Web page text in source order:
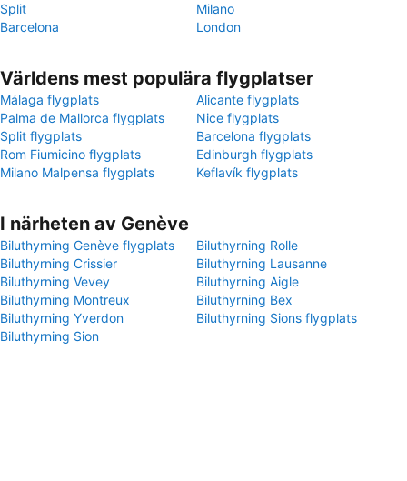
Split
Milano
Barcelona
London
Världens mest populära flygplatser
Málaga flygplats
Alicante flygplats
Palma de Mallorca flygplats
Nice flygplats
Split flygplats
Barcelona flygplats
Rom Fiumicino flygplats
Edinburgh flygplats
Milano Malpensa flygplats
Keflavík flygplats
I närheten av Genève
Biluthyrning Genève flygplats
Biluthyrning Rolle
Biluthyrning Crissier
Biluthyrning Lausanne
Biluthyrning Vevey
Biluthyrning Aigle
Biluthyrning Montreux
Biluthyrning Bex
Biluthyrning Yverdon
Biluthyrning Sions flygplats
Biluthyrning Sion